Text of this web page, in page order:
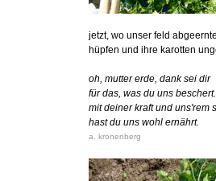
jetzt, wo unser feld
hüpfen und ihre karotten
oh, mutter erde, dank sei dir
für das, was du uns beschert.
mit deiner kraft und uns'rem
hast du uns wohl ernährt.
a. kronenberg